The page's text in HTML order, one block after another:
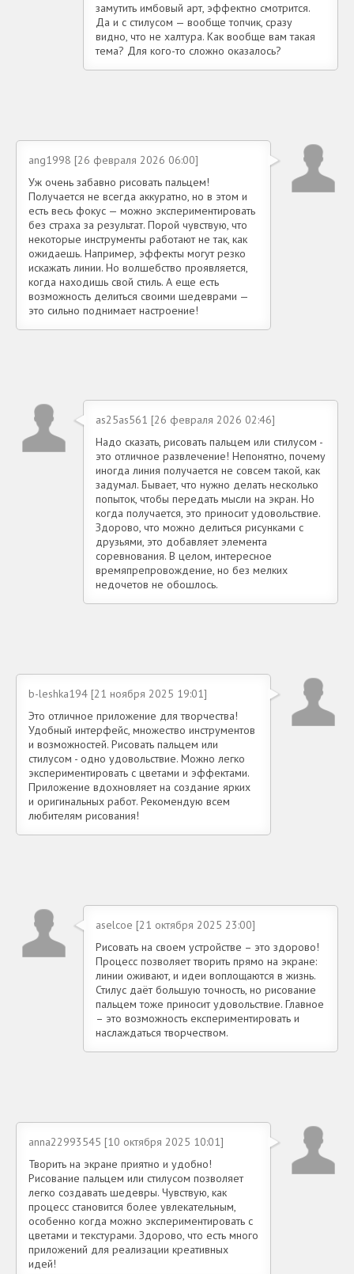
замутить имбовый арт, эффектно смотрится.
Да и с стилусом — вообще топчик, сразу
видно, что не халтура. Как вообще вам такая
тема? Для кого-то сложно оказалось?
ang1998 [26 февраля 2026 06:00]
Уж очень забавно рисовать пальцем!
Получается не всегда аккуратно, но в этом и
есть весь фокус — можно экспериментировать
без страха за результат. Порой чувствую, что
некоторые инструменты работают не так, как
ожидаешь. Например, эффекты могут резко
искажать линии. Но волшебство проявляется,
когда находишь свой стиль. А еще есть
возможность делиться своими шедеврами —
это сильно поднимает настроение!
as25as561 [26 февраля 2026 02:46]
Надо сказать, рисовать пальцем или стилусом -
это отличное развлечение! Непонятно, почему
иногда линия получается не совсем такой, как
задумал. Бывает, что нужно делать несколько
попыток, чтобы передать мысли на экран. Но
когда получается, это приносит удовольствие.
Здорово, что можно делиться рисунками с
друзьями, это добавляет элемента
соревнования. В целом, интересное
времяпрепровождение, но без мелких
недочетов не обошлось.
b-leshka194 [21 ноября 2025 19:01]
Это отличное приложение для творчества!
Удобный интерфейс, множество инструментов
и возможностей. Рисовать пальцем или
стилусом - одно удовольствие. Можно легко
экспериментировать с цветами и эффектами.
Приложение вдохновляет на создание ярких
и оригинальных работ. Рекомендую всем
любителям рисования!
aselcoe [21 октября 2025 23:00]
Рисовать на своем устройстве – это здорово!
Процесс позволяет творить прямо на экране:
линии оживают, и идеи воплощаются в жизнь.
Стилус даёт большую точность, но рисование
пальцем тоже приносит удовольствие. Главное
– это возможность експериментировать и
наслаждаться творчеством.
anna22993545 [10 октября 2025 10:01]
Творить на экране приятно и удобно!
Рисование пальцем или стилусом позволяет
легко создавать шедевры. Чувствую, как
процесс становится более увлекательным,
особенно когда можно экспериментировать с
цветами и текстурами. Здорово, что есть много
приложений для реализации креативных
идей!